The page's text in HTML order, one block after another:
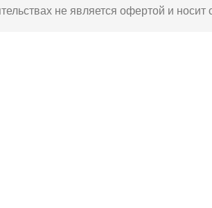
не является офертой и носит